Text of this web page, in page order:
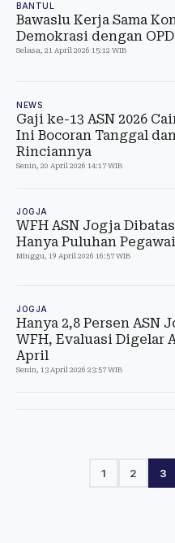
BANTUL
Bawaslu Kerja Sama
Demokrasi dengan
Selasa, 21 April 2026 15:12 WIB
NEWS
Gaji ke-13 ASN 2026
Ini Bocoran Tanggal dan
Rinciannya
Senin, 20 April 2026 14:17 WIB
JOGJA
WFH ASN Jogja
Hanya Puluhan
Minggu, 19 April 2026 16:57 WIB
JOGJA
Hanya 2,8 Persen ASN
WFH, Evaluasi Digelar
April
Senin, 13 April 2026 23:57 WIB
1 2 3